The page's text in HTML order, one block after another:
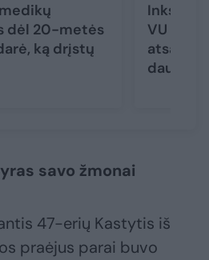
dėl 20-metės
ką drįstų
Inkstų
VU
atsakė,
daugelis
savo žmonai
47-erių Kastytis iš
praėjus parai buvo